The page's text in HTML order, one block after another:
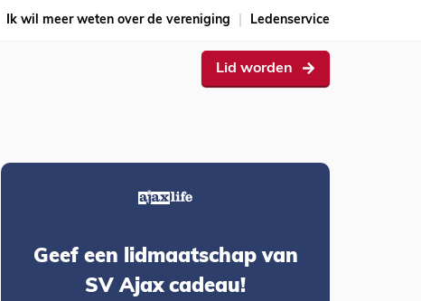
Ik wil meer weten over de vereniging Ledenservice
Lid worden
Geef een lidmaatschap van
SV Ajax cadeau!